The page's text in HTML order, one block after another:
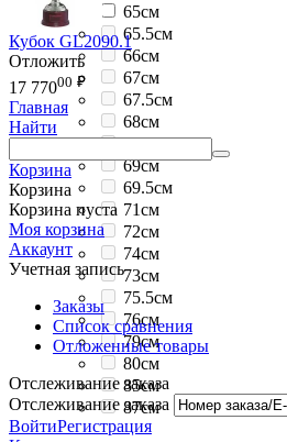
65см
65.5см
66см
67см
67.5см
68см
68.5см
69см
69.5см
71см
72см
74см
73см
75.5см
76см
79см
80см
85см
87см
Кубок GL2090.1
Отложить
17 77000 ₽
Главная
Найти
Корзина
Корзина
Корзина пуста
Моя корзина
Аккаунт
Учетная запись
Заказы
Список сравнения
Отложенные товары
Отслеживание заказа
Отслеживание заказа
ВойтиРегистрация